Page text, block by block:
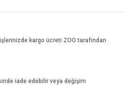
kargo ücreti ZOO tarafından
iade edebilir veya değişim